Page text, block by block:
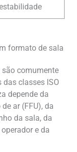
formato de sala
comumente
classes ISO
depende da
ar (FFU), da
da sala, da
e da